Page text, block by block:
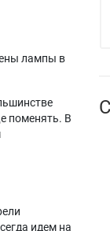
лампы в
поменять. В
идем на